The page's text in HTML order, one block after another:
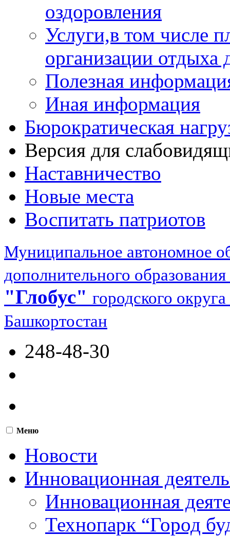
оздоровления
Услуги,в том числе
организации отдыха
Полезная
Иная информация
Бюрократическая
Версия для
Наставничество
Новые места
Воспитать патриотов
Муниципальное автономное
дополнительного образования
"Глобус" городского
Башкортостан
248-48-30
Меню
Новости
Инновационная
Инновационная
Технопарк “Город